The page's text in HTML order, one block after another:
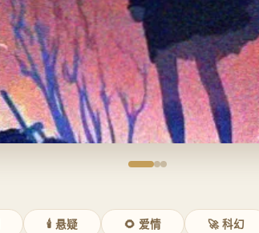
🕯️ 悬疑 🌻 爱情 🚀 科幻